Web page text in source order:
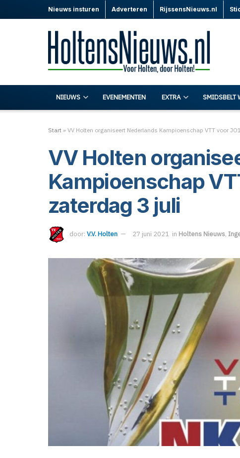
Nieuws insturen Adverteren RijssensNieuws.nl
NIEUWS EVENEMENTEN EXTRA SMIDSBELT
Start » VV Holten organiseert Nederlands Kampioenschap VTT voor
VV Holten
Kampioenschap
zaterdag 3 juli
door: V.V. Holten 27 juni 2021 in Holtens Nieuws,